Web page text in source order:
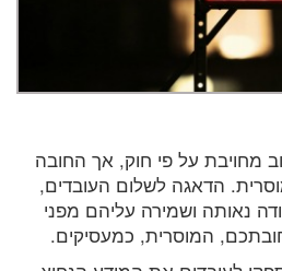
מחויבת על פי חוק, אך החובה
הדאגה לשלום העובדים,
נאותה ושמירה עליהם מפני
המוסרית, כמעסיקים.